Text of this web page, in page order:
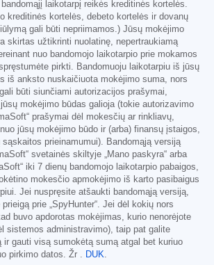
laikotarpį reikės kreditinės kortelės.
kreditinės kortelės, debeto kortelės ir dovanų
gali būti nepriimamos.) Jūsų mokėjimo
skirtas užtikrinti nuolatinę, nepertraukiamą
nuo bandomojo laikotarpio prie mokamos
pirkti. Bandomuoju laikotarpiu iš jūsų
iš anksto nuskaičiuota mokėjimo suma, nors
būti siunčiami autorizacijos prašymai,
mokėjimo būdas galioja (tokie autorizavimo
prašymai dėl mokesčių ar rinkliavų,
jūsų mokėjimo būdo ir (arba) finansų įstaigos,
prieinamumui). Bandomąją versiją
svetainės skiltyje „Mano paskyra“ arba
iki 7 dienų bandomojo laikotarpio pabaigos,
mokesčio apmokėjimo iš karto pasibaigus
Jei nuspręsite atšaukti bandomąją versiją,
prie „SpyHunter“. Jei dėl kokių nors
buvo apdorotas mokėjimas, kurio nenorėjote
sistemos administravimo), taip pat galite
ir gauti visą sumokėtą sumą atgal bet kuriuo
pirkimo datos. Žr . DUK.